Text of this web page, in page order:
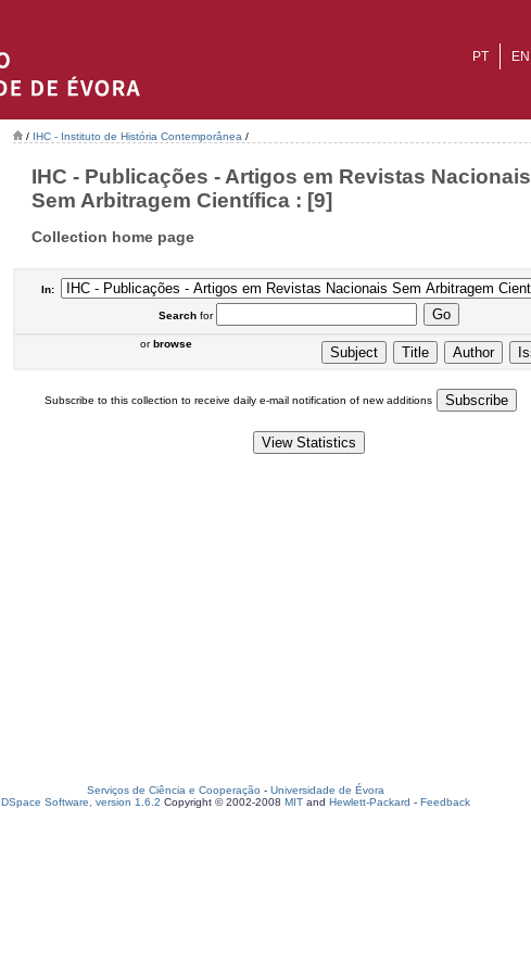
EN
PT
/ IHC - Instituto de História Contemporânea /
IHC - Publicações - Artigos em Revistas Nacionais
Sem Arbitragem Científica : [9]
Collection home page
In:
Searchfor
orbrowse
Subscribe to this collection to receive daily e-mail notification of new additions
Serviços de Ciência e Cooperação - Universidade de Évora
DSpace Software, version 1.6.2 Copyright © 2002-2008 MIT and Hewlett-Packard - Feedback